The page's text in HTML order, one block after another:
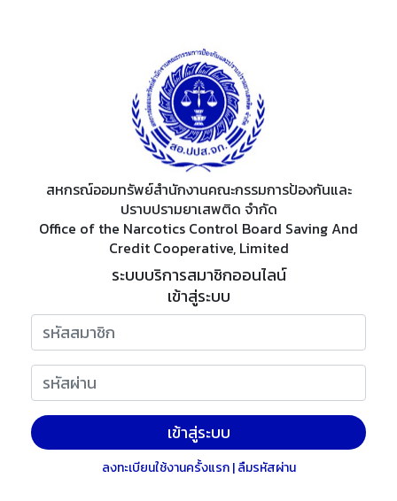
สหกรณ์ออมทรัพย์สำนักงานคณะกรรมการป้องกันและ
ปราบปรามยาเสพติด จำกัด
Office of the Narcotics Control Board Saving And
Credit Cooperative, Limited
ระบบบริการสมาชิกออนไลน์
เข้าสู่ระบบ
เข้าสู่ระบบ
ลงทะเบียนใช้งานครั้งแรก|ลืมรหัสผ่าน